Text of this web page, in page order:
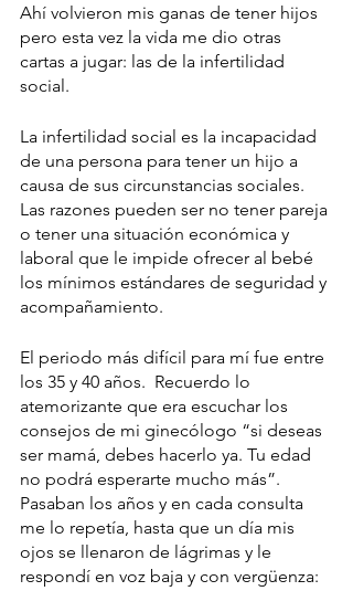
Ahí volvieron mis ganas de tener hijos
pero esta vez la vida me dio otras
cartas a jugar: las de la infertilidad
social.
La infertilidad social es la incapacidad
de una persona para tener un hijo a
causa de sus circunstancias sociales.
Las razones pueden ser no tener pareja
o tener una situación económica y
laboral que le impide ofrecer al bebé
los mínimos estándares de seguridad y
acompañamiento.
El periodo más difícil para mí fue entre
los 35 y 40 años.  Recuerdo lo
atemorizante que era escuchar los
consejos de mi ginecólogo “si deseas
ser mamá, debes hacerlo ya. Tu edad
no podrá esperarte mucho más”.
Pasaban los años y en cada consulta
me lo repetía, hasta que un día mis
ojos se llenaron de lágrimas y le
respondí en voz baja y con vergüenza: